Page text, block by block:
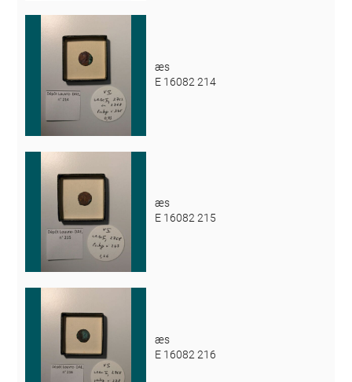
æs
E 16082 214
æs
E 16082 215
æs
E 16082 216